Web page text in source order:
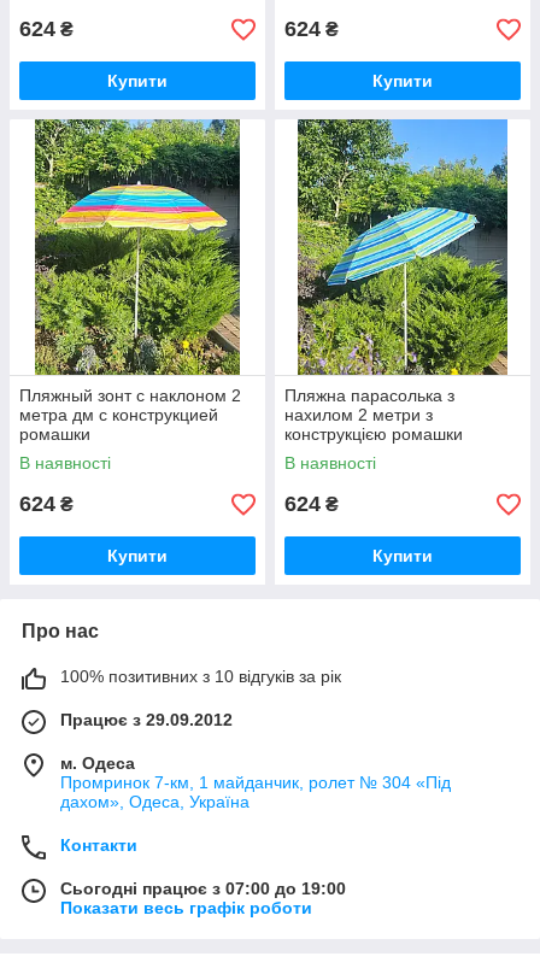
624 ₴
Купити
624 ₴
Купити
Пляжный зонт с наклоном 2
метра дм с конструкцией
ромашки
В наявності
624 ₴
Купити
Пляжна парасолька з
нахилом 2 метри з
конструкцією ромашки
смугаста
В наявності
624 ₴
Купити
Про нас
100% позитивних з 10 відгуків за рік
Працює з 29.09.2012
м. Одеса
Промринок 7-км, 1 майданчик, ролет № 304 «Під
дахом», Одеса, Україна
Контакти
Сьогодні працює з 07:00 до 19:00
Показати весь графік роботи